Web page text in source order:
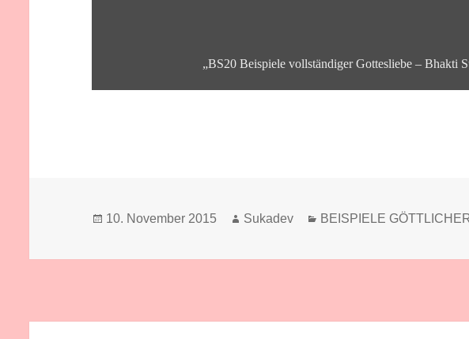
„BS20 Beispiele vollständiger Gottesliebe – Bhakti
Veröffentlicht
10. November 2015 Autor
Sukadev Kategorien
BEISPIELE